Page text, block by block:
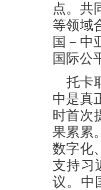
点。共
等领域
国－中
国际公
托卡
中是真
时首次
果累累
数字化
支持习
议。中